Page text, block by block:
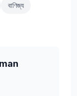
বাণিজ্য